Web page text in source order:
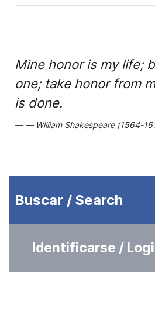
Mine honor is my life;
one; take honor from
is done.
William Shakespeare (1564-
Buscar / Search
Identificarse /